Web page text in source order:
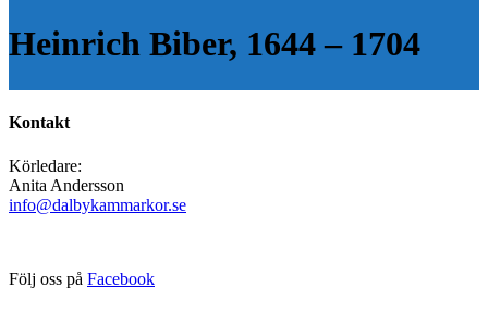
Heinrich Biber, 1644 – 1704
Kontakt
Körledare:
Anita Andersson
info@dalbykammarkor.se
Följ oss på Facebook